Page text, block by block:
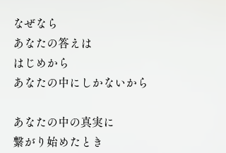
なぜなら
あなたの答えは
はじめから
あなたの中にしかないから
あなたの中の真実に
繋がり始めたとき